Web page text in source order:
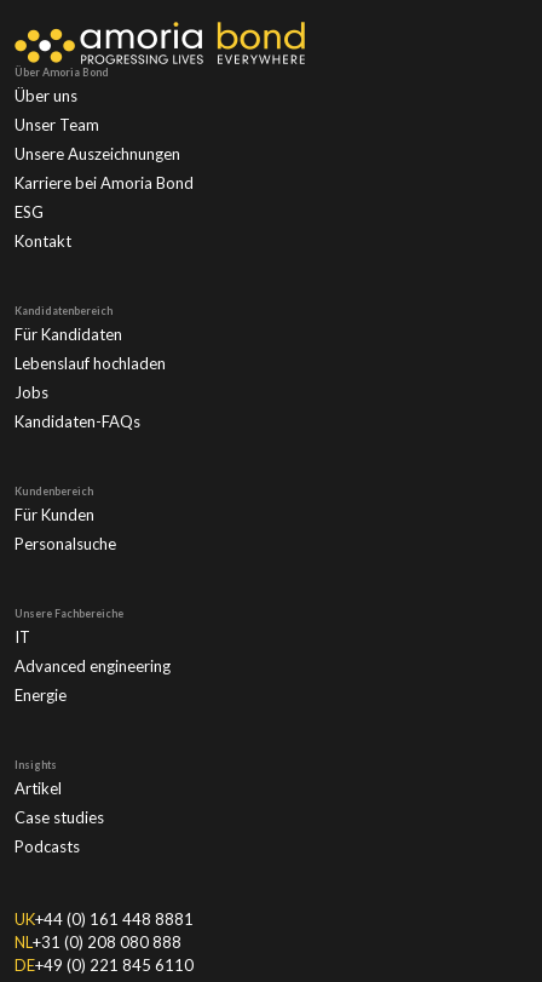
Über Amoria Bond
Über uns
Unser Team
Unsere Auszeichnungen
Karriere bei Amoria Bond
ESG
Kontakt
Kandidatenbereich
Für Kandidaten
Lebenslauf hochladen
Jobs
Kandidaten-FAQs
Kundenbereich
Für Kunden
Personalsuche
Unsere Fachbereiche
IT
Advanced engineering
Energie
Insights
Artikel
Case studies
Podcasts
UK+44 (0) 161 448 8881
NL+31 (0) 208 080 888
DE+49 (0) 221 845 6110